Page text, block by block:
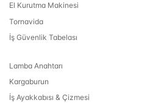
El Kurutma Makinesi
Tornavida
İş Güvenlik Tabelası
Lamba Anahtarı
Kargaburun
İş Ayakkabısı & Çizmesi